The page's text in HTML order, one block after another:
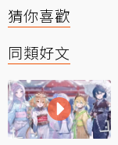
猜你喜歡
同類好文